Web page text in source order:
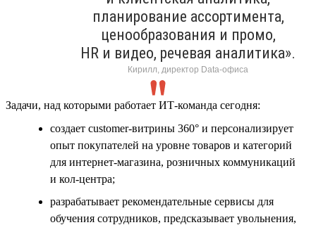
планирование ассортимента,
ценообразования и промо,
HR и видео, речевая аналитика».
Кирилл, директор Data-офиса
Задачи, над которыми работает ИТ-команда сегодня:
создает customer-витрины 360° и персонализирует
опыт покупателей на уровне товаров и категорий
для интернет-магазина, розничных коммуникаций
и кол-центра;
разрабатывает рекомендательные сервисы для
обучения сотрудников, предсказывает увольнения,